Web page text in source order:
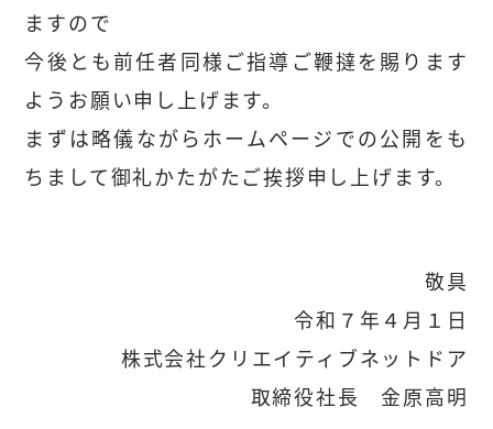
ますので
今後とも前任者同様ご指導ご鞭撻を賜ります
ようお願い申し上げます。
まずは略儀ながらホームページでの公開をも
ちまして御礼かたがたご挨拶申し上げます。
敬具
令和７年４月１日
株式会社クリエイティブネットドア
取締役社長 金原高明